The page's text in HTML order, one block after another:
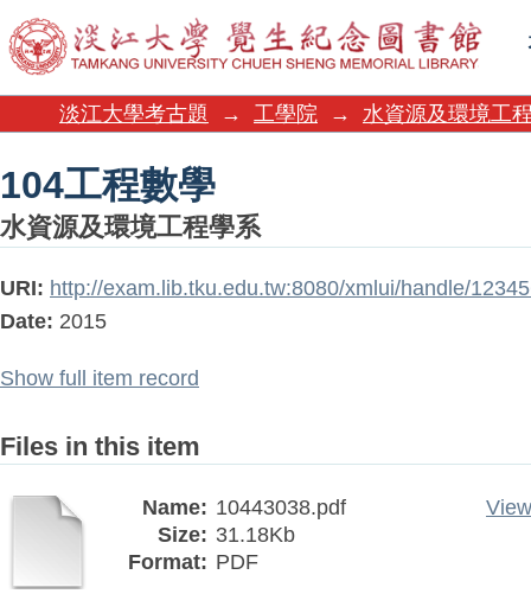
104工程數學
淡江大學考古題 → 工學院 → 水資源及環境工
104工程數學
水資源及環境工程學系
URI: http://exam.lib.tku.edu.tw:8080/xmlui/handle/
Date: 2015
Show full item record
Files in this item
Name: 10443038.pdf
Size: 31.18Kb
Format: PDF